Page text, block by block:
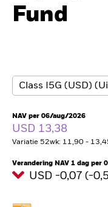
Inzichten
Particulieren
Nederland
Change location
BlackRock
Fund
NAV per 06/aug/2026
USD 13,38
Variatie 52wk: 11,90 -
Verandering NAV 1 dag per
USD -0,07 (-